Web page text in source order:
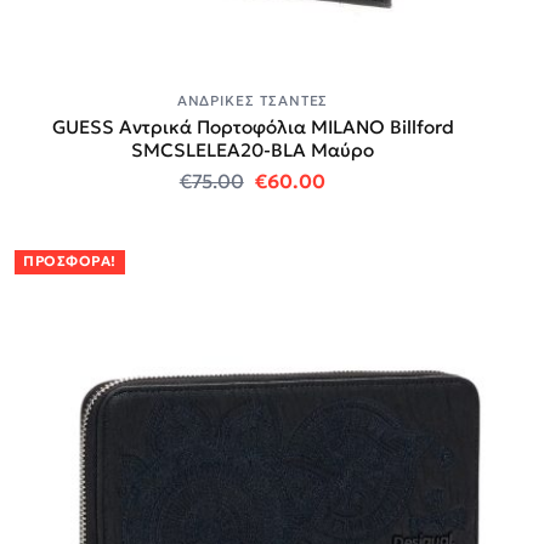
ΑΝΔΡΙΚΈΣ ΤΣΆΝΤΕΣ
GUESS Αντρικά Πορτοφόλια MILANO Billford
SMCSLELEA20-BLA Μαύρο
€75.00 Original price was: €75.00.
€60.00Η τρέχουσα τιμή
ΠΡΟΣΦΟΡΆ!